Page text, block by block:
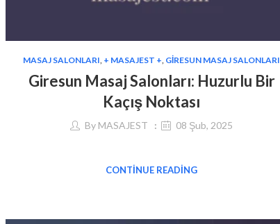
MASAJ SALONLARI, + MASAJEST +, GIRESUN MASAJ SALONLARI
Giresun Masaj Salonları: Huzurlu Bir
Kaçış Noktası
By MASAJEST 08 Şub, 2025
CONTINUE READING